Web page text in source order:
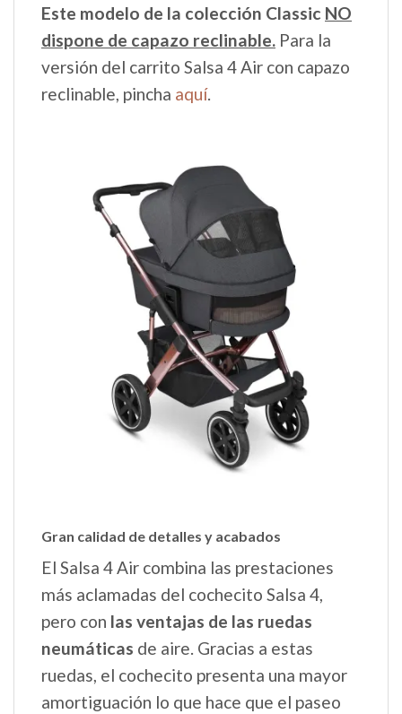
Este modelo de la colección Classic NO
dispone de capazo reclinable. Para la
versión del carrito Salsa 4 Air con capazo
reclinable, pincha aquí.
Gran calidad de detalles y acabados
El Salsa 4 Air combina las prestaciones
más aclamadas del cochecito Salsa 4,
pero con las ventajas de las ruedas
neumáticas de aire. Gracias a estas
ruedas, el cochecito presenta una mayor
amortiguación lo que hace que el paseo